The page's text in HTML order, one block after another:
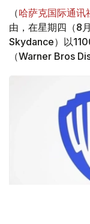
（哈萨克国际通讯
由，在星期四（8
Skydance）以
（Warner Bros